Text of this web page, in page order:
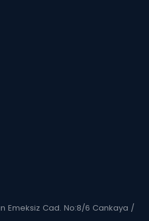
Emeksiz Cad. No:8/6 Cankaya /